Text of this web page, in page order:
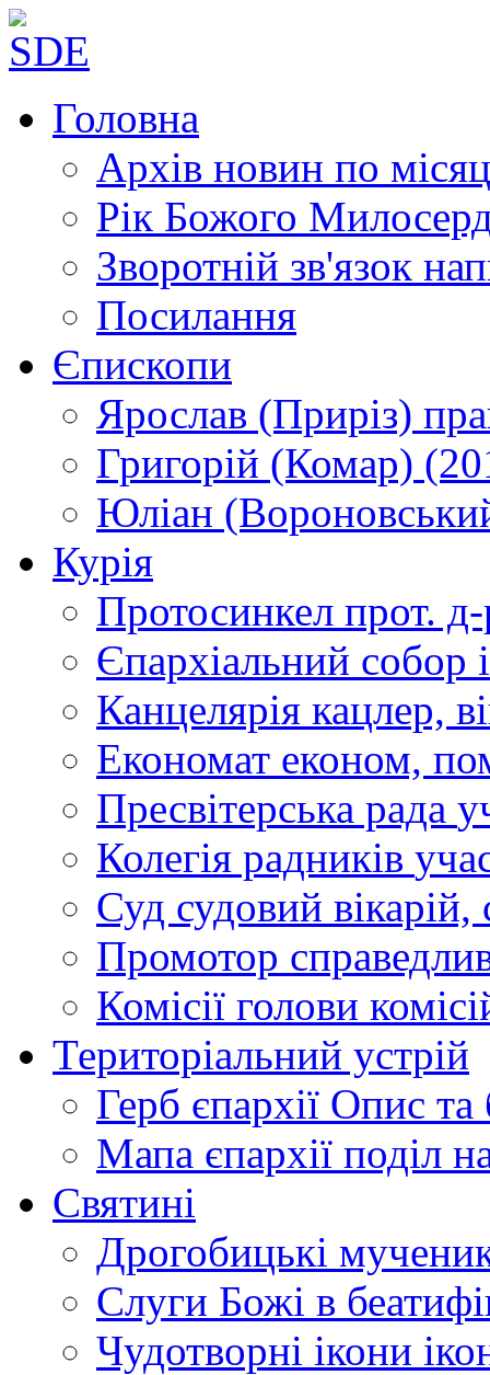
Головна
Архів новин по
Рік Божого
Зворотній зв'язок
Посилання
Єпископи
Ярослав (Приріз)
Григорій (Комар)
Юліан
Курія
Протосинкел прот.
Єпархіальний собор
Канцелярія кацлер,
Економат економ,
Пресвітерська рада
Колегія радників
Суд судовий вікарій,
Промотор
Комісії голови
Територіальний устрій
Герб єпархії Опис та
Мапа єпархії поділ
Святині
Дрогобицькі
Слуги Божі в
Чудотворні ікони